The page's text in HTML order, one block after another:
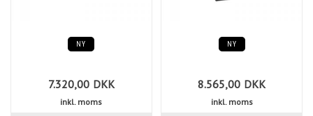
NY
7.320,00 DKK
inkl. moms
NY
8.565,00 DKK
inkl. moms